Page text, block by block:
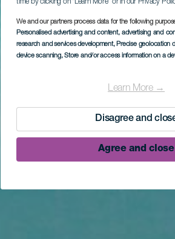
time by clicking on “Learn More” or in our Privacy
We and our partners process data for the following
Personalised advertising and content, advertising and
research and services development, Precise geolocation
device scanning, Store and/or access information on a
Learn More →
Disagree and
Agree and close